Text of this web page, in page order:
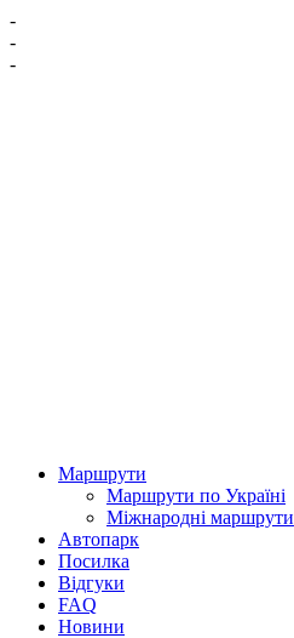
-
-
-
Маршрути
Маршрути по Україні
Міжнародні маршрути
Автопарк
Посилка
Відгуки
FAQ
Новини